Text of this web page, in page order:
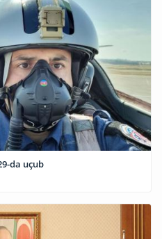
da uçub